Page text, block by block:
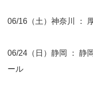
06/16（土）神奈川 ：
06/24（日）静岡 ： 静
ール